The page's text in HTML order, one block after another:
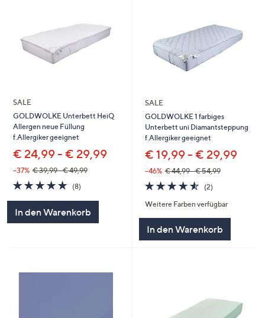
SALE
GOLDWOLKE Unterbett HeiQ
Allergen neue Füllung
f.Allergiker geeignet
€ 24,99 - € 29,99
--37% € 39,99 - € 49,99
4.9
von
(8)8
In den Warenkorb
SALE
GOLDWOLKE 1 farbiges
Unterbett uni Diamantsteppung
f.Allergiker geeignet
€ 19,99 - € 29,99
--46% € 44,99 - € 54,99
4.5
von
5
(2)2
Weitere Farben verfügbar
In den Warenkorb